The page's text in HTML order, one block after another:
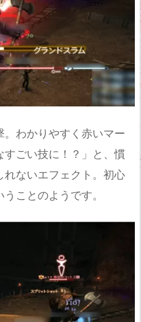
わかりやすく赤いマー
すごい技に！？」と、慣
ないエフェクト。初心
ことのようです。